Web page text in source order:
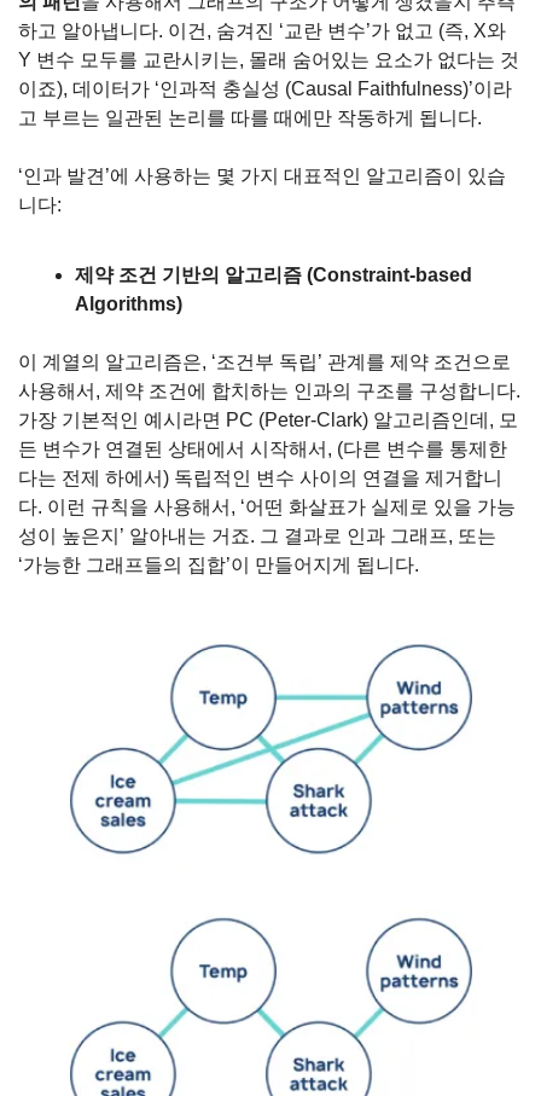
하고 알아냅니다. 이건, 숨겨진 ‘교란 변수’가 없고 (즉, X와
Y 변수 모두를 교란시키는, 몰래 숨어있는 요소가 없다는 것
이죠), 데이터가 ‘인과적 충실성 (Causal Faithfulness)’이라
고 부르는 일관된 논리를 따를 때에만 작동하게 됩니다.
‘인과 발견’에 사용하는 몇 가지 대표적인 알고리즘이 있습
니다:
제약 조건 기반의 알고리즘 (Constraint-based
Algorithms)
이 계열의 알고리즘은, ‘조건부 독립’ 관계를 제약 조건으로
사용해서, 제약 조건에 합치하는 인과의 구조를 구성합니다.
가장 기본적인 예시라면 PC (Peter-Clark) 알고리즘인데, 모
든 변수가 연결된 상태에서 시작해서, (다른 변수를 통제한
다는 전제 하에서) 독립적인 변수 사이의 연결을 제거합니
다. 이런 규칙을 사용해서, ‘어떤 화살표가 실제로 있을 가능
성이 높은지’ 알아내는 거죠. 그 결과로 인과 그래프, 또는
‘가능한 그래프들의 집합’이 만들어지게 됩니다.